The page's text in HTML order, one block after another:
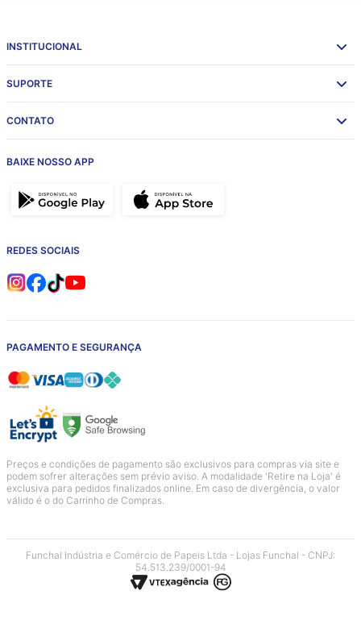
INSTITUCIONAL
SUPORTE
CONTATO
BAIXE NOSSO APP
REDES SOCIAIS
PAGAMENTO E SEGURANÇA
Preços e condições de pagamento são exclusivos para compras via site e
podem sofrer alterações sem prévio aviso. A modalidade 'Retire na Loja' é
exclusiva para pedidos finalizados online. Em caso de divergência, o valor
válido é o do Carrinho de Compras.
Funchal Indústria e Comércio de Papeis Ltda - Lojas Funchal - CNPJ:
54.513.239/0001-94